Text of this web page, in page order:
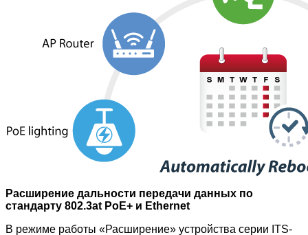
Расширение дальности передачи данных по
стандарту 802.3at PoE+ и Ethernet
В режиме работы «Расширение» устройства серии ITS-